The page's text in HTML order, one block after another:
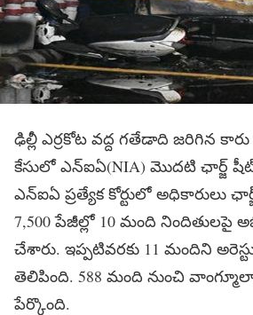
ఢిల్లీ ఎర్రకోట వద్ద గతేడాది జరిగిన
కేసులో ఎన్ఐఏ(NIA) మొదటి ఛార్జ్
ఎన్ఐఏ ప్రత్యేక కోర్టులో అధికారులు
7,500 పేజీల్లో 10 మంది
చేశారు. ఇప్పటివరకు 11 మందిని
తెలిపింది. 588 మంది నుంచి
పేర్కొంది.